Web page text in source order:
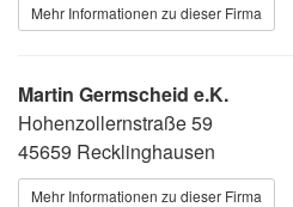
Mehr Informationen zu dieser Firma
Martin Germscheid e.K.
Hohenzollernstraße 59
45659 Recklinghausen
Mehr Informationen zu dieser Firma